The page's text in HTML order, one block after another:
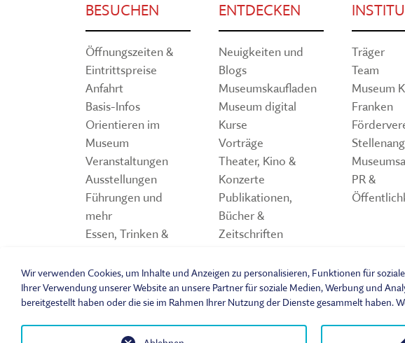
BESUCHEN
Öffnungszeiten &
Eintrittspreise
Anfahrt
Basis-Infos
Orientieren im
Museum
Veranstaltungen
Ausstellungen
Führungen und
mehr
Essen, Trinken &
ENTDECKEN
Neuigkeiten und
Blogs
Museumskaufladen
Museum digital
Kurse
Vorträge
Theater, Kino &
Konzerte
Publikationen,
Bücher &
Zeitschriften
Spiele und Quiz zum
Freilandmuseum
Träger
Team
Museum
Franken
PR &
Wir verwenden Cookies, um Inhalte und Anzeigen zu personalisieren, Funktionen für
Ihrer Verwendung unserer Website an unsere Partner für soziale Medien, Werbung und
bereitgestellt haben oder die sie im Rahmen Ihrer Nutzung der Dienste gesammelt haben.